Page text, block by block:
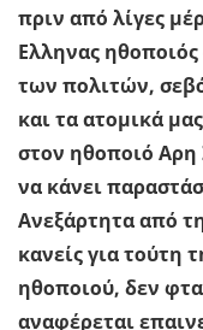
πριν από λίγες
Ελληνας
των πολιτών,
και τα ατομικά
στον ηθοποιό Αρη
να κάνει
Ανεξάρτητα από
κανείς για τούτη
ηθοποιού, δεν
αναφέρεται